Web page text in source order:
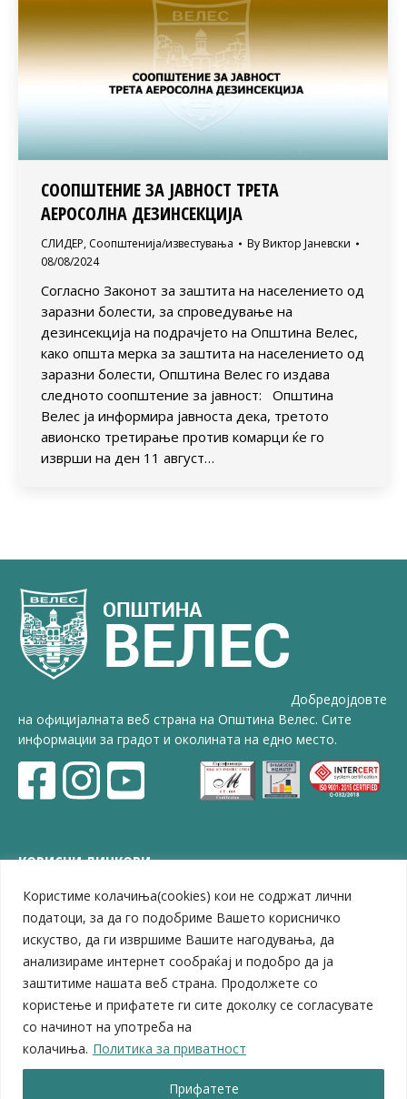
Користиме колачиња(cookies) кои не содржат лични
податоци, за да го подобриме Вашето корисничко
искуство, да ги извршиме Вашите нагодувања, да
анализираме интернет сообраќај и подобро да ја
заштитиме нашата веб страна. Продолжете со
користење и прифатете ги сите доколку се согласувате
со начинот на употреба на
колачиња. Политика за приватност
Прифатете
СООПШТЕНИЕ ЗА ЈАВНОСТ ТРЕТА
АЕРОСОЛНА ДЕЗИНСЕКЦИЈА
СЛИДЕР, Соопштенија/известувања By Виктор Јаневски
08/08/2024
Согласно Законот за заштита на населението од
заразни болести, за спроведување на
дезинсекција на подрачјето на Општина Велес,
како општа мерка за заштита на населението од
заразни болести, Општина Велес го издава
следното соопштение за јавност: Општина
Велес ја информира јавноста дека, третото
авионско третирање против комарци ќе го
изврши на ден 11 август…
Добредојдовте
на официјалната веб страна на Општина Велес. Сите
информации за градот и околината на едно место.
КОРИСНИ ЛИНКОВИ
ЗЕЛС – Заедница на единиците на локална самоуправа
Центар за развој на Вардарски плански регион
Јавно комунално претпријатие „Дервен“
ЈПССО „Парк – спорт и паркинзи“
ЛБ „Гоце Делчев“
ЛУ „Народен Музеј“
Влада на Република Северна Македонија
Собрание на Република Северна Македонија
Министерство за финансии